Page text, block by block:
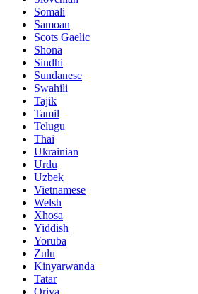
Somali
Samoan
Scots Gaelic
Shona
Sindhi
Sundanese
Swahili
Tajik
Tamil
Telugu
Thai
Ukrainian
Urdu
Uzbek
Vietnamese
Welsh
Xhosa
Yiddish
Yoruba
Zulu
Kinyarwanda
Tatar